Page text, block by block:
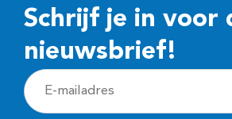
Schrijf je in voor
nieuwsbrief!
E
-